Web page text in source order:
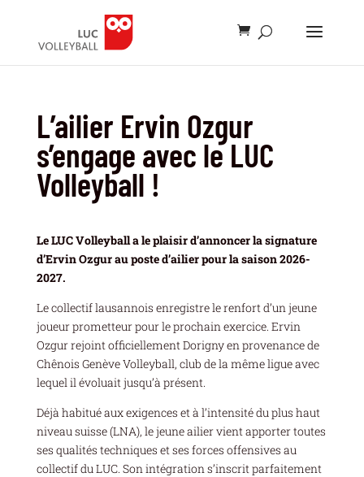
L’ailier Ervin Ozgur
s’engage avec le LUC
Volleyball !
Le LUC Volleyball a le plaisir d’annoncer la signature
d’Ervin Ozgur au poste d’ailier pour la saison 2026-
2027.
Le collectif lausannois enregistre le renfort d’un jeune
joueur prometteur pour le prochain exercice. Ervin
Ozgur rejoint officiellement Dorigny en provenance de
Chênois Genève Volleyball, club de la même ligue avec
lequel il évoluait jusqu’à présent.
Déjà habitué aux exigences et à l’intensité du plus haut
niveau suisse (LNA), le jeune ailier vient apporter toutes
ses qualités techniques et ses forces offensives au
collectif du LUC. Son intégration s’inscrit parfaitement